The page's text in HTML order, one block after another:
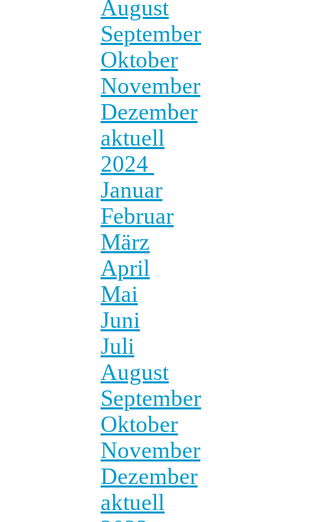
August
September
Oktober
November
Dezember
aktuell
2024
Januar
Februar
März
April
Mai
Juni
Juli
August
September
Oktober
November
Dezember
aktuell